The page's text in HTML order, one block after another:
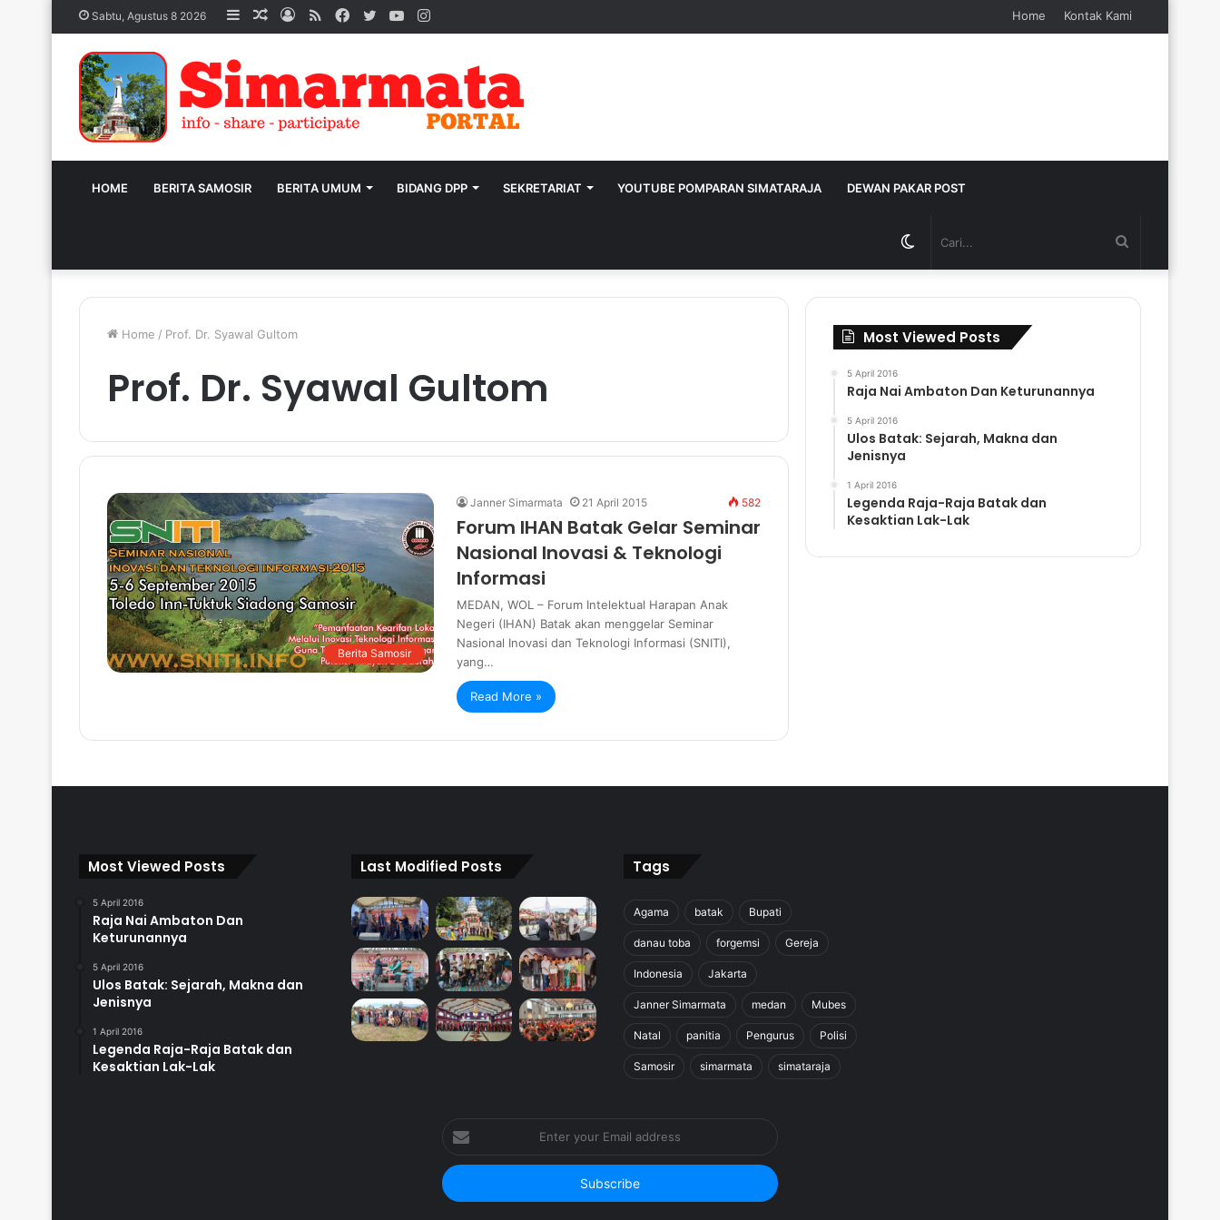
Sabtu, Agustus 8 2026 Sidebar
Acak LogRSS Facebook
TwitterYouTube Home Kontak Kami
HOME BERITA SAMOSIR BERITA UMUM BIDANG DPP SEKRETARIAT YOUTUBE POMPARAN SIMATARAJA DEWAN PAKAR POST
Switch
skin
Home / Prof. Dr. Syawal Gultom
Prof. Dr. Syawal Gultom
Berita Samosir
Janner Simarmata 21 April 2015 582
Forum IHAN Batak Gelar Seminar
Nasional Inovasi & Teknologi
Informasi
MEDAN, WOL – Forum Intelektual Harapan Anak
Negeri (IHAN) Batak akan menggelar Seminar
Nasional Inovasi dan Teknologi Informasi (SNITI),
yang…
Read More »
Most Viewed Posts
5 April 2016
Raja Nai Ambaton Dan Keturunannya
5 April 2016
Ulos Batak: Sejarah, Makna dan
Jenisnya
1 April 2016
Legenda Raja-Raja Batak dan
Kesaktian Lak-Lak
Most Viewed Posts
5 April 2016
Raja Nai Ambaton Dan
Keturunannya
5 April 2016
Ulos Batak: Sejarah, Makna dan
Jenisnya
1 April 2016
Legenda Raja-Raja Batak dan
Kesaktian Lak-Lak
Last Modified Posts Tags
Agama batak Bupati
danau toba forgemsi Gereja
Indonesia Jakarta
Janner Simarmata medan Mubes
Natal panitia Pengurus Polisi
Samosir simarmata simataraja
your
Email
address